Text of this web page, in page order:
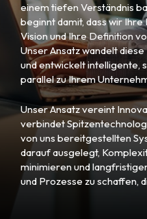
einem tiefen Verständnis
beginnt damit, dass wir
Vision und Ihre Definition
Unser Ansatz wandelt
und entwickelt intelligente,
parallel zu Ihrem
Unser Ansatz vereint
verbindet
von uns bereitgestellten
darauf ausgelegt,
minimieren und
und Prozesse zu schaffen,